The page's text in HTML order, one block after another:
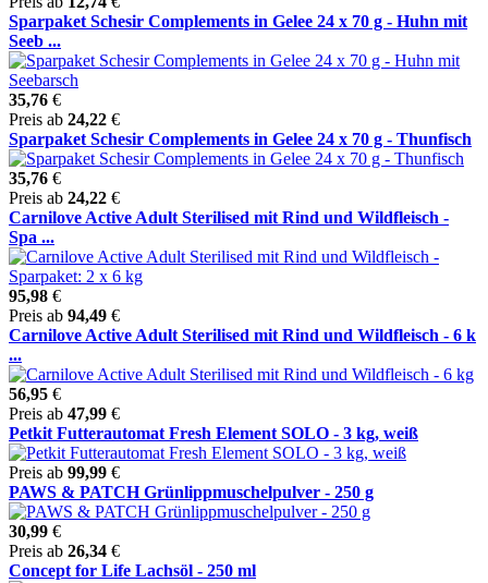
Sparpaket Schesir Complements in Gelee 24 x 70 g - Huhn mit
Seeb ...
35,76 €
Preis ab 24,22 €
Sparpaket Schesir Complements in Gelee 24 x 70 g - Thunfisch
35,76 €
Preis ab 24,22 €
Carnilove Active Adult Sterilised mit Rind und Wildfleisch -
Spa ...
95,98 €
Preis ab 94,49 €
Carnilove Active Adult Sterilised mit Rind und Wildfleisch - 6 k
...
56,95 €
Preis ab 47,99 €
Petkit Futterautomat Fresh Element SOLO - 3 kg, weiß
Preis ab 99,99 €
PAWS & PATCH Grünlippmuschelpulver - 250 g
30,99 €
Preis ab 26,34 €
Concept for Life Lachsöl - 250 ml